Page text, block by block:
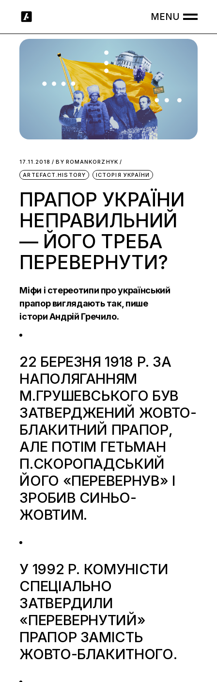
17.11.2018 BY ROMANKORZHYK
ARTEFACT.HISTORY
ІСТОРІЯ УКРАЇНИ
ПРАПОР УКРАЇНИ
НЕПРАВИЛЬНИЙ
— ЙОГО ТРЕБА
ПЕРЕВЕРНУТИ?
Міфи і стереотипи про український
прапор виглядають так, пише
істориАндрій Гречило.
22 БЕРЕЗНЯ 1918 Р. ЗА
НАПОЛЯГАННЯМ
М.ГРУШЕВСЬКОГО БУВ
ЗАТВЕРДЖЕНИЙ ЖОВТО-
БЛАКИТНИЙ ПРАПОР,
АЛЕ ПОТІМ ГЕТЬМАН
П.СКОРОПАДСЬКИЙ
ЙОГО «ПЕРЕВЕРНУВ» І
ЗРОБИВ СИНЬО-
ЖОВТИМ.
У 1992 Р. КОМУНІСТИ
СПЕЦІАЛЬНО
ЗАТВЕРДИЛИ
«ПЕРЕВЕРНУТИЙ»
ПРАПОР ЗАМІСТЬ
ЖОВТО-БЛАКИТНОГО.